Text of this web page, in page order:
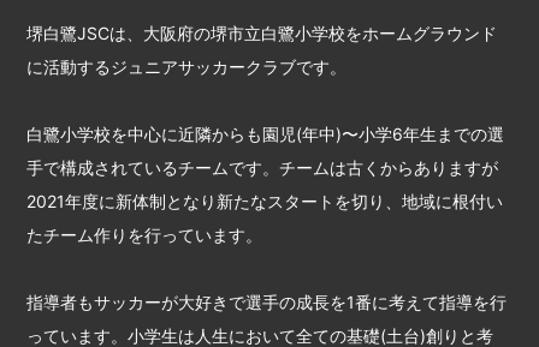
堺白鷺JSCは、大阪府の堺市立白鷺小学校をホームグラウンド
に活動するジュニアサッカークラブです。
白鷺小学校を中心に近隣からも園児(年中)〜小学6年生までの選
手で構成されているチームです。チームは古くからありますが
2021年度に新体制となり新たなスタートを切り、地域に根付い
たチーム作りを行っています。
指導者もサッカーが大好きで選手の成長を1番に考えて指導を行
っています。小学生は人生において全ての基礎(土台)創りと考